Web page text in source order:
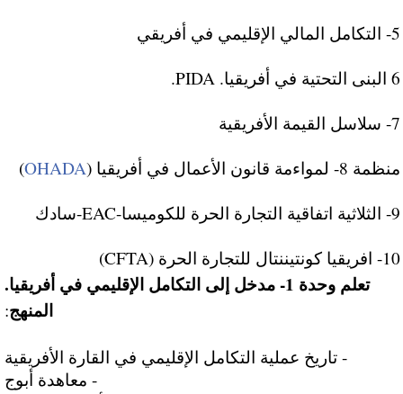
5- التكامل المالي الإقليمي في أفريقي
6 البنى التحتية في أفريقيا. PIDA.
7- سلاسل القيمة الأفريقية
منظمة 8- لمواءمة قانون الأعمال في أفريقيا (
OHADA
)
9- الثلاثية اتفاقية التجارة الحرة للكوميسا-EAC-سادك
10- افريقيا كونتيننتال للتجارة الحرة (CFTA)
تعلم وحدة 1- مدخل إلى التكامل الإقليمي في أفريقيا.
المنهج:
- تاريخ عملية التكامل الإقليمي في القارة الأفريقية
- معاهدة أبوج